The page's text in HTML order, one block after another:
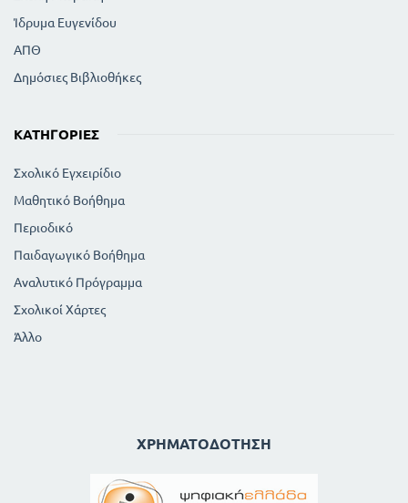
Ίδρυμα Ευγενίδου
ΑΠΘ
Δημόσιες Βιβλιοθήκες
ΚΑΤΗΓΟΡΊΕΣ
Σχολικό Εγχειρίδιο
Μαθητικό Βοήθημα
Περιοδικό
Παιδαγωγικό Βοήθημα
Αναλυτικό Πρόγραμμα
Σχολικοί Χάρτες
Άλλο
ΧΡΗΜΑΤΟΔΌΤΗΣΗ